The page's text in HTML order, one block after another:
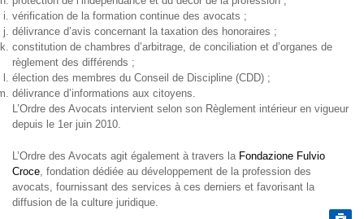
vérification de la formation continue des avocats ;
délivrance d’avis concernant la taxation des honoraires ;
constitution de chambres d’arbitrage, de conciliation et d’organes de
règlement des différends ;
élection des membres du Conseil de Discipline (CDD) ;
délivrance d’informations aux citoyens.
L’Ordre des Avocats intervient selon son Règlement intérieur en vigueur
depuis le 1er juin 2010.
L’Ordre des Avocats agit également à travers la Fondazione Fulvio
Croce, fondation dédiée au développement de la profession des
avocats, fournissant des services à ces derniers et favorisant la
diffusion de la culture juridique.